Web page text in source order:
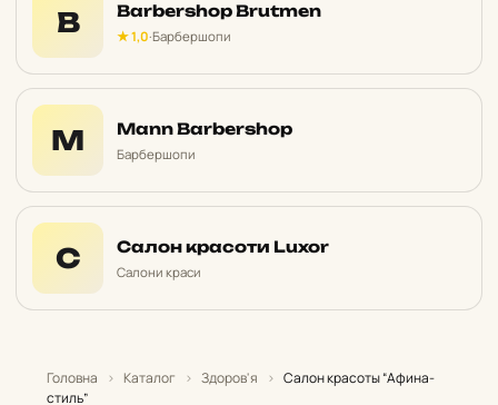
B Barbershop Brutmen
★ 1,0·Барбершопи
M Mann Barbershop
Барбершопи
С Салон красоти Luxor
Салони краси
Головна › Каталог › Здоров'я › Салон красоты “Афина-
стиль”